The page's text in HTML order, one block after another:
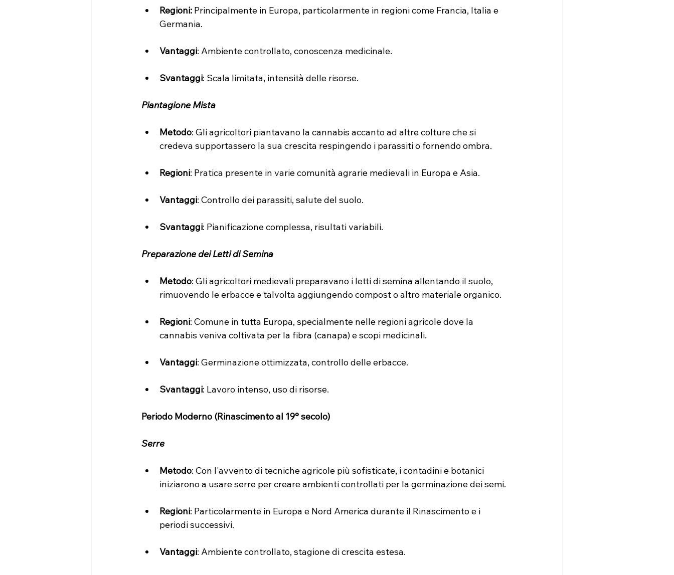
Regioni: Principalmente in Europa, particolarmente in regioni come Francia, Italia e
Germania.
Vantaggi: Ambiente controllato, conoscenza medicinale.
Svantaggi: Scala limitata, intensità delle risorse.
Piantagione Mista
Metodo: Gli agricoltori piantavano la cannabis accanto ad altre colture che si
credeva supportassero la sua crescita respingendo i parassiti o fornendo ombra.
Regioni: Pratica presente in varie comunità agrarie medievali in Europa e Asia.
Vantaggi: Controllo dei parassiti, salute del suolo.
Svantaggi: Pianificazione complessa, risultati variabili.
Preparazione dei Letti di Semina
Metodo: Gli agricoltori medievali preparavano i letti di semina allentando il suolo,
rimuovendo le erbacce e talvolta aggiungendo compost o altro materiale organico.
Regioni: Comune in tutta Europa, specialmente nelle regioni agricole dove la
cannabis veniva coltivata per la fibra (canapa) e scopi medicinali.
Vantaggi: Germinazione ottimizzata, controllo delle erbacce.
Svantaggi: Lavoro intenso, uso di risorse.
Periodo Moderno (Rinascimento al 19° secolo)
Serre
Metodo: Con l'avvento di tecniche agricole più sofisticate, i contadini e botanici
iniziarono a usare serre per creare ambienti controllati per la germinazione dei semi.
Regioni: Particolarmente in Europa e Nord America durante il Rinascimento e i
periodi successivi.
Vantaggi: Ambiente controllato, stagione di crescita estesa.